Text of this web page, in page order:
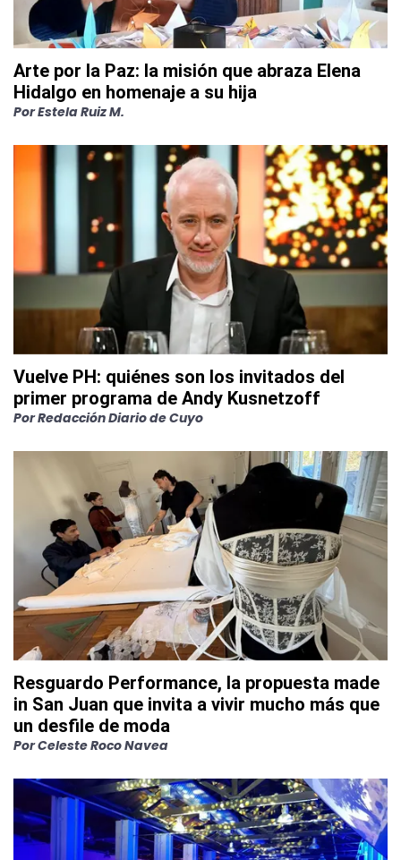
Arte por la Paz: la misión que abraza Elena
Hidalgo en homenaje a su hija
PorEstela Ruiz M.
Vuelve PH: quiénes son los invitados del
primer programa de Andy Kusnetzoff
PorRedacción Diario de Cuyo
Resguardo Performance, la propuesta made
in San Juan que invita a vivir mucho más que
un desfile de moda
PorCeleste Roco Navea